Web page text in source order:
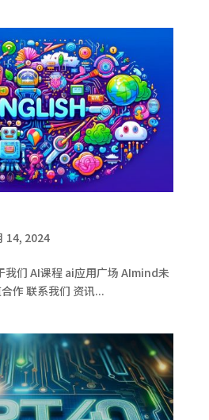
14, 2024
我们 AI课程 ai应用广场 AImind未
作 联系我们 资讯...